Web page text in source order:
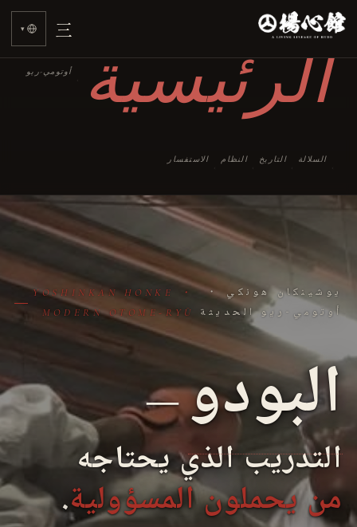
三
▾
الرئيسية أوتومي-ريو
السلالة التاريخ النظام الاستفسار
YOSHINKAN HONKE ・
MODERN OTOME-RYŪ
يوشينكان هونكي ・
أوتومي-ريو الحديثة
البودو―
التدريب الذي يحتاجه
من يحملون المسؤولية.